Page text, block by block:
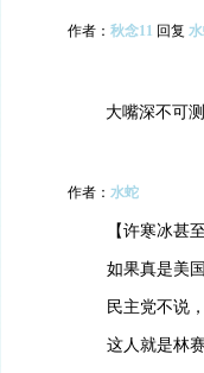
作者： 秋念11 回复
大嘴深不可测
作者： 水蛇
【许寒冰甚
如果真是美
民主党不说
这人就是林